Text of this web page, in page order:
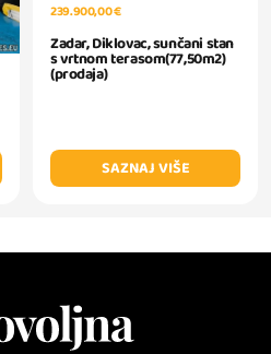
239.900,00 €
Zadar, Diklovac, sunčani stan
s vrtnom terasom(77,50m2)
(prodaja)
SAZNAJ VIŠE